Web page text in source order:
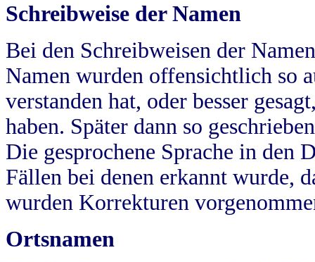
Schreibweise der Namen
Bei den Schreibweisen der
Namen wurden offensichtlich so
verstanden hat, oder besser
haben. Später dann so
Die gesprochene Sprache in
Fällen bei denen erkannt wurde,
wurden Korrekturen
Ortsnamen